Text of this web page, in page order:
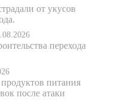
от укусов
перехода
питания
после атаки